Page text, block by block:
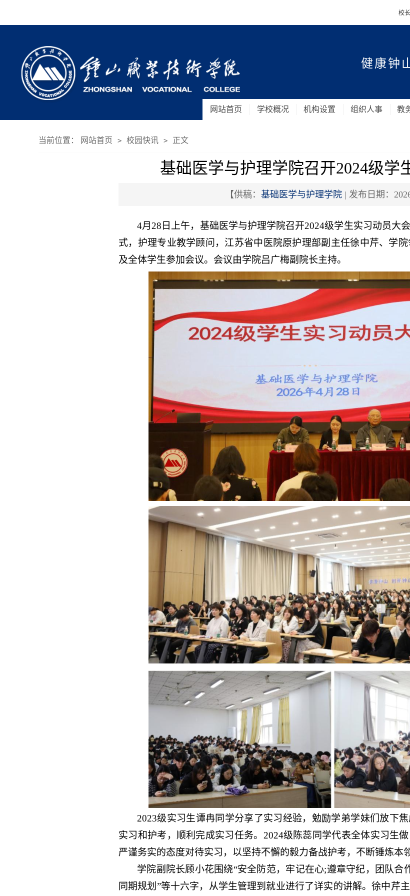
校
健康钟
网站首页 学校概况 机构设置 组织人事 教
当前位置： 网站首页 > 校园快讯 > 正文
基础医学与护理学院召开2024级学
【供稿： 基础医学与护理学院| 发布日期：
4月 28 日上午，基础医学与护理学院召开2024级学生实习动员大
式，护理专业教学顾问，江苏省中医院原护理部副主任徐中芹、学院
及全体学生参加会议。会议由学院吕广梅副院长主持。
2023级实习生谭冉同学分享了实习经验，勉励学弟学妹们放下
实习和护考，顺利完成实习任务。 2024级陈蕊同学代表全体实习生
严谨务实的态度对待实习，以坚持不懈的毅力备战护考，不断锤炼本
学院副院长顾小花围绕“安全防范，牢记在心;遵章守纪，团队合
同期规划”等十六字，从学生管理到就业进行了详实的讲解。徐中芹